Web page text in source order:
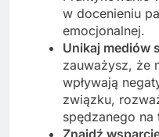
w docenieniu
emocjonalnej.
Unikaj mediów
zauważysz, że
wpływają
związku,
spędzanego
Znajdź